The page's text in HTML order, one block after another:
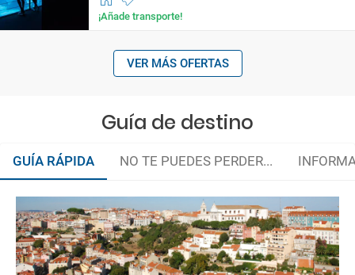
¡Añade transporte!
VER MÁS OFERTAS
Guía de destino
GUÍA RÁPIDA NO TE PUEDES PERDER...
¿Conoces todos los secretos de Lisboa?
Organiza tu viaje
Documentación y descuentos
La documentación de tu reserva te será enviada por mail en el
momento que el pago de la reserva esté realizado completamente.